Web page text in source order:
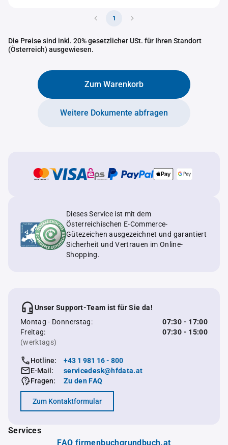
1
Die Preise sind inkl. 20% gesetzlicher USt. für Ihren Standort
(Österreich) ausgewiesen.
Zum Warenkorb
Weitere Dokumente abfragen
Dieses Service ist mit dem
Österreichischen E-Commerce-
Gütezeichen ausgezeichnet und garantiert
Sicherheit und Vertrauen im Online-
Shopping.
Unser Support-Team ist für Sie da!
Montag - Donnerstag:
07:30 - 17:00
Freitag:
07:30 - 15:00
(werktags)
Hotline:
+43 1 981 16 - 800
E-Mail:
servicedesk@hfdata.at
Fragen:
Zu den FAQ
Zum Kontaktformular
Services
FAQ firmenbuchgrundbuch.at